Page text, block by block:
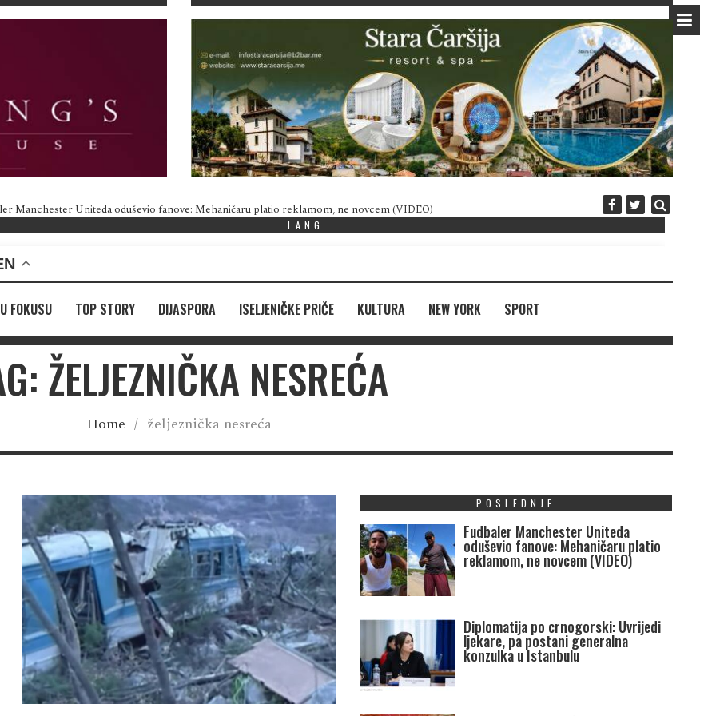
Manchester Uniteda oduševio fanove: Mehaničaru platio reklamom, ne novcem (VIDEO) Diplomatija po
LANG
U FOKUSU TOP STORY DIJASPORA ISELJENIČKE PRIČE KULTURA NEW YORK SPORT
ŽELJEZNIČKA NESREĆA
Home / željeznička nesreća
POSLEDNJE
Fudbaler Manchester Uniteda
oduševio fanove: Mehaničaru platio
reklamom, ne novcem (VIDEO)
Diplomatija po crnogorski: Uvrijedi
ljekare, pa postani generalna
konzulka u Istanbulu